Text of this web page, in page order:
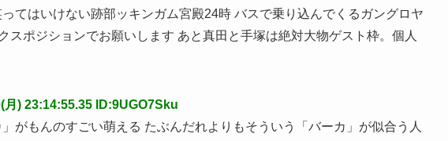
てはいけない跡部ッキンガム宮殿24時 バスで乗り込んでくるガングロヤ
スポジションでお願いします あと真田と手塚は絶対大物ゲスト枠。個人
月) 23:14:55.35 ID:9UGO7Sku
がもんのすごい萌える たぶんだれよりもそういう「バーカ」が似合う人